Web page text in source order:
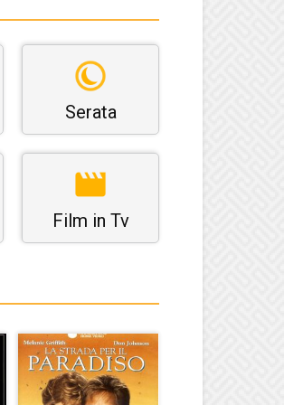
Serata
Film in Tv